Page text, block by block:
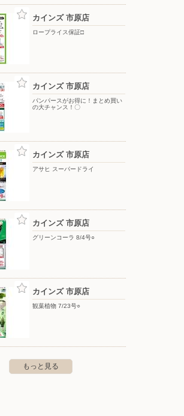
ドラッグセイムス 八幡店
〒290-0062 千葉県市原市八幡2072‐1
カインズ 船橋習志野店
〒274-0071 船橋市習志野4-12-40
カインズ 市原店
ロープライス保証□
カインズ 市原店
パンパースがお得に！まとめ買い
の大チャンス！〇
カインズ 市原店
アサヒ スーパードライ
カインズ 市原店
グリーンコーラ 8/4号○
カインズ 市原店
観葉植物 7/23号○
もっと見る